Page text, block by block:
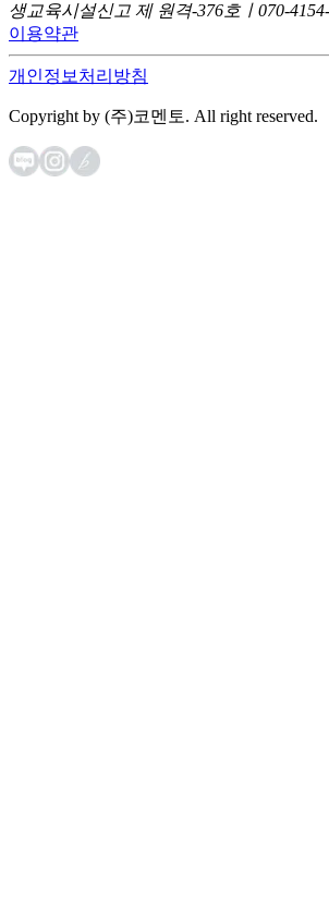
생교육시설신고 제 원격-376호ㅣ070-
이용약관
개인정보처리방침
Copyright by (주)코멘토. All right reserved.